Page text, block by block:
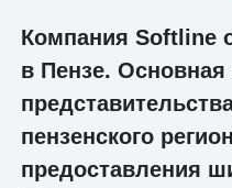
Компания Softline
в Пензе. Основная
пензенского
предоставления